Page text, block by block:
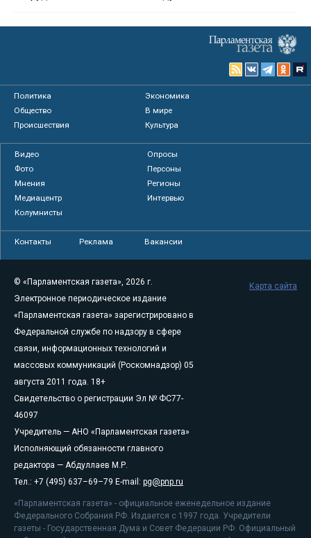
Политика
Экономика
Общество
В мире
Происшествия
Культура
Видео
Опросы
Фото
Персоны
Мнения
Регионы
Медиацентр
Интервью
Колумнисты
Контакты Реклама Вакансии
© «Парламентская газета», 2026 г.
Электронное периодическое издание
«Парламентская газета» зарегистрировано в
Федеральной службе по надзору в сфере
связи, информационных технологий и
массовых коммуникаций (Роскомнадзор) 05
августа 2011 года. 18+
Свидетельство о регистрации Эл № ФС77-
46097
Учредитель — АНО «Парламентская газета»
Исполняющий обязанности главного
редактора — Абдуллаев М.Р.
Тел.: +7 (495) 637–69–79 E-mail: pg@pnp.ru
«Парламентская газета» - официальное еженедельное издание
Федерального Собрания РФ. Издается с 1997 года. Учредители
газеты - Государственная Дума и Совет Федерации РФ. Официальный
Карта сайта